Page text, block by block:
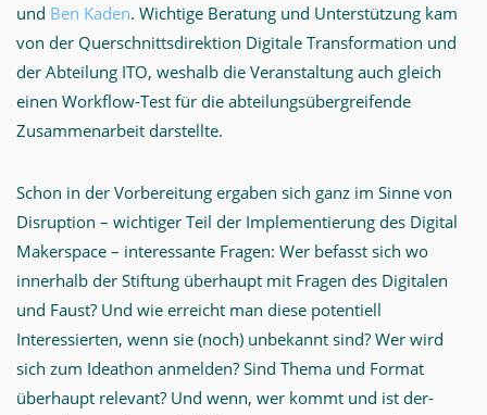
und Ben Kaden. Wichtige Beratung und Unterstützung kam
von der Querschnittsdirektion Digitale Transformation und
der Abteilung ITO, weshalb die Veranstaltung auch gleich
einen Workflow-Test für die abteilungsübergreifende
Zusammenarbeit darstellte.
Schon in der Vorbereitung ergaben sich ganz im Sinne von
Disruption – wichtiger Teil der Implementierung des Digital
Makerspace – interessante Fragen: Wer befasst sich wo
innerhalb der Stiftung überhaupt mit Fragen des Digitalen
und Faust? Und wie erreicht man diese potentiell
Interessierten, wenn sie (noch) unbekannt sind? Wer wird
sich zum Ideathon anmelden? Sind Thema und Format
überhaupt relevant? Und wenn, wer kommt und ist der-